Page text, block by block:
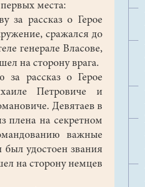
места:
за рассказ о Герое
сражался до
генерале Власове,
на сторону врага.
рассказ о Герое
Петровиче и
Девятаев в
плена на секретном
важные
удостоен звания
на сторону немцев